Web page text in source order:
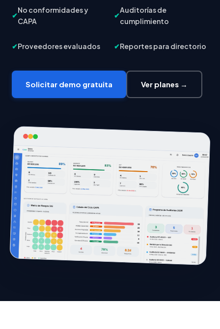
✔
No conformidades y
CAPA
✔
Auditorías de
cumplimiento
✔Proveedores evaluados ✔Reportes para directorio
Solicitar demo gratuita Ver planes →